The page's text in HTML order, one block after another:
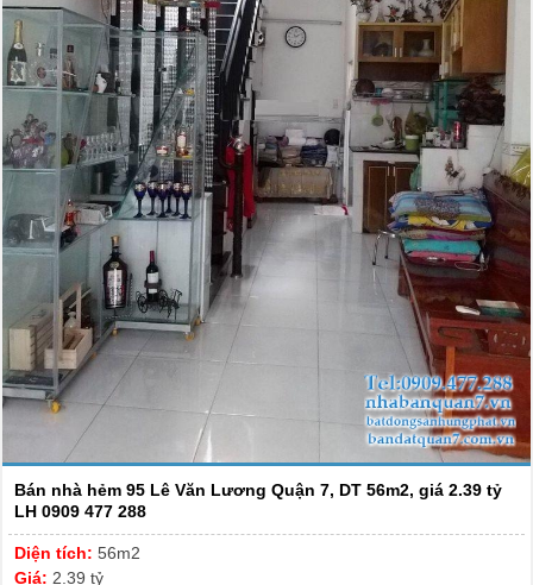
Bán nhà hẻm 95 Lê Văn Lương Quận 7, DT 56m2, giá 2.39 tỷ
LH 0909 477 288
Diện tích: 56m2
Giá: 2.39 tỷ